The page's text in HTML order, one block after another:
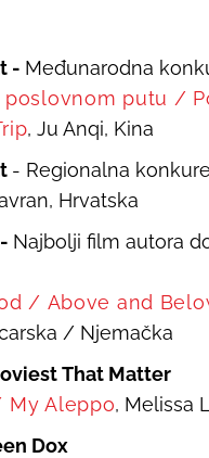
- Međunarodna
poslovnom putu /
, Ju Anqi, Kina
- Regionalna
Hrvatska
Najbolji film autora
/ Above and
/ Njemačka
That Matter
My Aleppo, Melissa
Dox